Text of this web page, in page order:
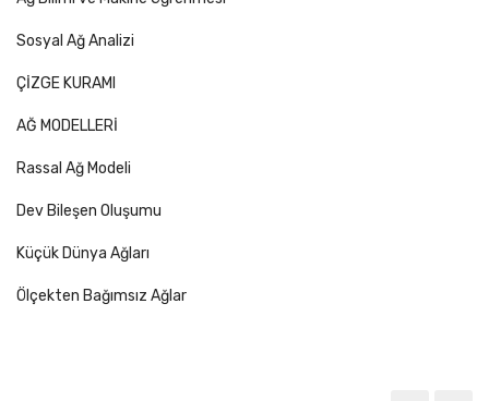
Sosyal Ağ Analizi
ÇİZGE KURAMI
AĞ MODELLERİ
Rassal Ağ Modeli
Dev Bileşen Oluşumu
Küçük Dünya Ağları
Ölçekten Bağımsız Ağlar